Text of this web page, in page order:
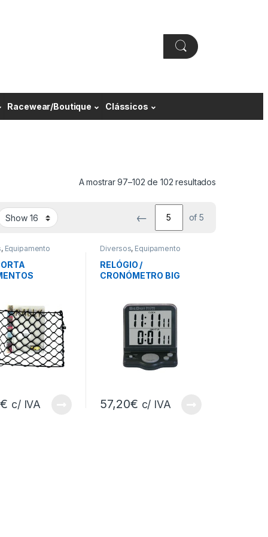
Racewear/Boutique Clássicos
A mostrar 97–102 de 102 resultados
← of 5
, Equipamento
€ c/ IVA
Diversos, Equipamento
RELÓGIO /
CRONÓMETRO BIG
57,20€ c/ IVA